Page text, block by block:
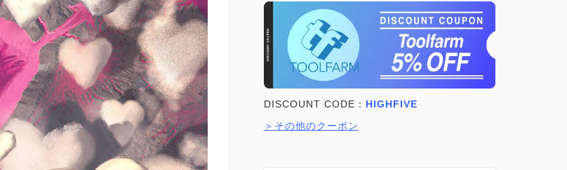
DISCOUNT CODE： HIGHFIVE
＞その他のクーポン